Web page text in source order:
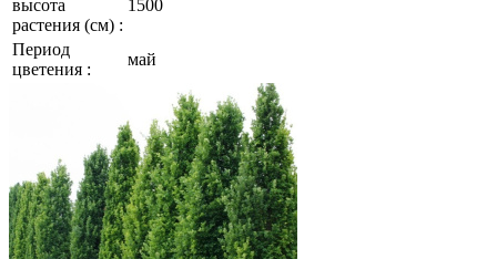
высота
растения (см) :
1500
Период
цветения :
май